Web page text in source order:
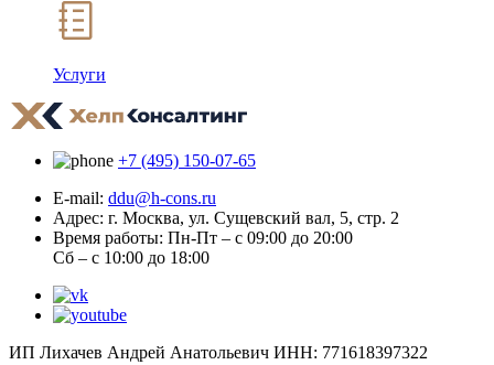
Услуги
+7 (495) 150-07-65
E-mail: ddu@h-cons.ru
Адрес: г. Москва, ул. Сущевский вал, 5, стр. 2
Время работы: Пн-Пт – с 09:00 до 20:00
Сб – с 10:00 до 18:00
ИП Лихачев Андрей Анатольевич ИНН: 771618397322